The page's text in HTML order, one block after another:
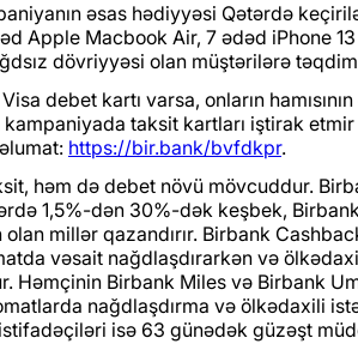
əsas hədiyyəsi Qətərdə
Apple Macbook Air, 7 ədəd iPhone
dövriyyəsi olan müştərilərə
debet kartı varsa, onların
taksit kartları iştirak
https://bir.bank/bvfdkpr.
həm də debet növü mövcuddur.
1,5%-dən 30%-dək keşbek,
millər qazandırır. Birbank
vəsait nağdlaşdırarkən və
Həmçinin Birbank Miles və Birbank
nağdlaşdırma və ölkədaxili
isə 63 günədək güzəşt